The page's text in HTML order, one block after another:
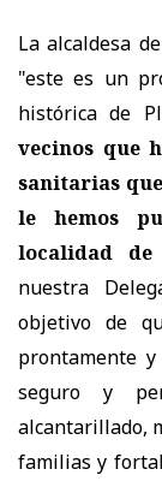
La alcaldesa
"este es un
histórica de
vecinos que
sanitarias
le hemos
localidad
nuestra
objetivo de
prontamente
seguro y
alcantarillado,
familias y